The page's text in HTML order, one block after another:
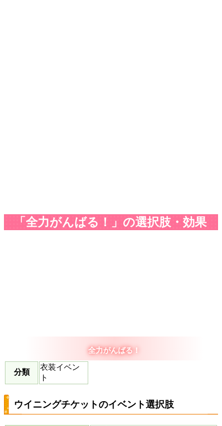
「全力がんばる！」の選択肢・効果
全力がんばる！
分類
衣装イベン
ト
ウイニングチケットのイベント選択肢